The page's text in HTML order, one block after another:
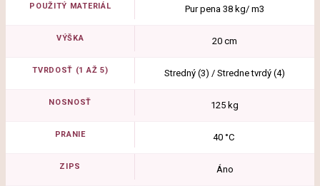
POUŽITÝ MATERIÁL Pur pena 38 kg/ m3
VÝŠKA 20 cm
TVRDOSŤ (1 AŽ 5) Stredný (3) / Stredne tvrdý (4)
NOSNOSŤ 125 kg
PRANIE 40 °C
ZIPS Áno